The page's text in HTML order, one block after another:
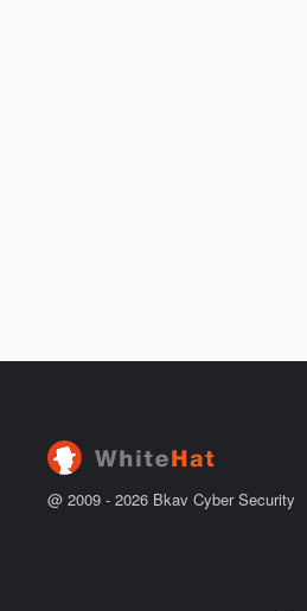
@ 2009 - 2026 Bkav Cyber Security